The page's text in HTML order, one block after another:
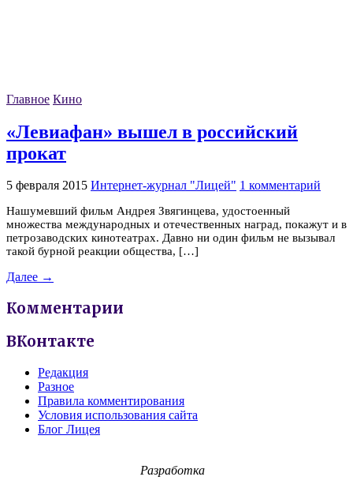
Главное Кино
«Левиафан» вышел в российский
прокат
5 февраля 2015 Интернет-журнал "Лицей" 1 комментарий
Нашумевший фильм Андрея Звягинцева, удостоенный
множества международных и отечественных наград, покажут и в
петрозаводских кинотеатрах. Давно ни один фильм не вызывал
такой бурной реакции общества, […]
Далее →
Комментарии
ВКонтакте
Редакция
Разное
Правила комментирования
Условия использования сайта
Блог Лицея
Разработка